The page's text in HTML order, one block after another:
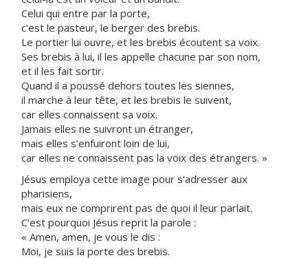
Celui qui entre par la porte,
c’est le pasteur, le berger des brebis.
Le portier lui ouvre, et les brebis écoutent sa voix.
Ses brebis à lui, il les appelle chacune par son nom,
et il les fait sortir.
Quand il a poussé dehors toutes les siennes,
il marche à leur tête, et les brebis le suivent,
car elles connaissent sa voix.
Jamais elles ne suivront un étranger,
mais elles s’enfuiront loin de lui,
car elles ne connaissent pas la voix des étrangers. »
Jésus employa cette image pour s’adresser aux
pharisiens,
mais eux ne comprirent pas de quoi il leur parlait.
C’est pourquoi Jésus reprit la parole :
« Amen, amen, je vous le dis :
Moi, je suis la porte des brebis.